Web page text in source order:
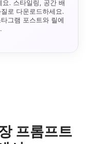
. 스타일링, 공간 배
로 다운로드하세요.
그램 포스트와 릴에
프롬프트